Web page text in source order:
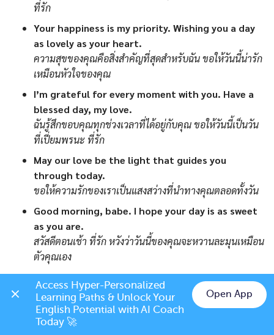
ที่รัก
Your happiness is my priority. Wishing you a day
as lovely as your heart.
ความสุขของคุณคือสิ่งสำคัญที่สุดสำหรับฉัน ขอให้วันนี้น่ารัก
เหมือนหัวใจของคุณ
I’m grateful for every moment with you. Have a
blessed day, my love.
ฉันรู้สึกขอบคุณทุกช่วงเวลาที่ได้อยู่กับคุณ ขอให้วันนี้เป็นวัน
ที่เปี่ยมพรนะ ที่รัก
May our love be the light that guides you
through today.
ขอให้ความรักของเราเป็นแสงสว่างที่นำทางคุณตลอดทั้งวัน
Good morning, babe. I hope your day is as sweet
as you are.
สวัสดีตอนเช้า ที่รัก หวังว่าวันนี้ของคุณจะหวานละมุนเหมือน
ตัวคุณเอง
Start your day with a smile, knowing that you are
deeply loved.
เริ่มต้นวันด้วยรอยยิ้ม พร้อมกับรู้ไว้ว่าคุณถูกรักอย่างสุดหัวใจ
Sending you my warmest wishes for a day filled
Chat on LINE
Access Hyper-Personalized
Learning Paths & Unlock Your
English Potential with AI Coach
Today 🚀
Open App